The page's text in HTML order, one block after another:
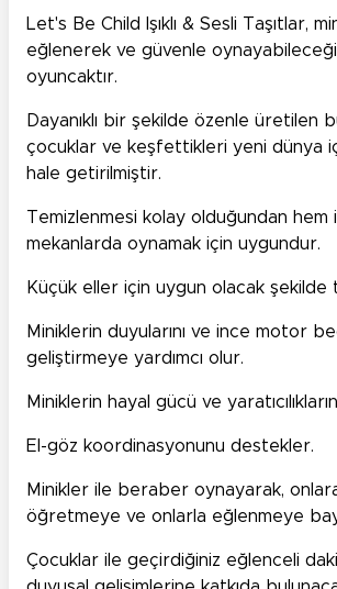
Let's Be Child Işıklı & Sesli Taşıtlar,
eğlenerek ve güvenle
oyuncaktır.
Dayanıklı bir şekilde özenle üretilen
çocuklar ve keşfettikleri yeni dünya
hale getirilmiştir.
Temizlenmesi kolay olduğundan hem
mekanlarda oynamak için uygundur.
Küçük eller için uygun olacak şekilde
Miniklerin duyularını ve ince motor
geliştirmeye yardımcı olur.
Miniklerin hayal gücü ve
El-göz koordinasyonunu destekler.
Minikler ile beraber oynayarak,
öğretmeye ve onlarla eğlenmeye
Çocuklar ile geçirdiğiniz eğlenceli